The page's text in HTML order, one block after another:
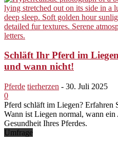
Schläft Ihr Pferd im
und wann nicht!
Pferde tierherzen - 30. Juli 2025
0
Pferd schläft im Liegen? Erfahren
Wann ist Liegen normal, wann
Gesundheit Ihres Pferdes.
Umfrage